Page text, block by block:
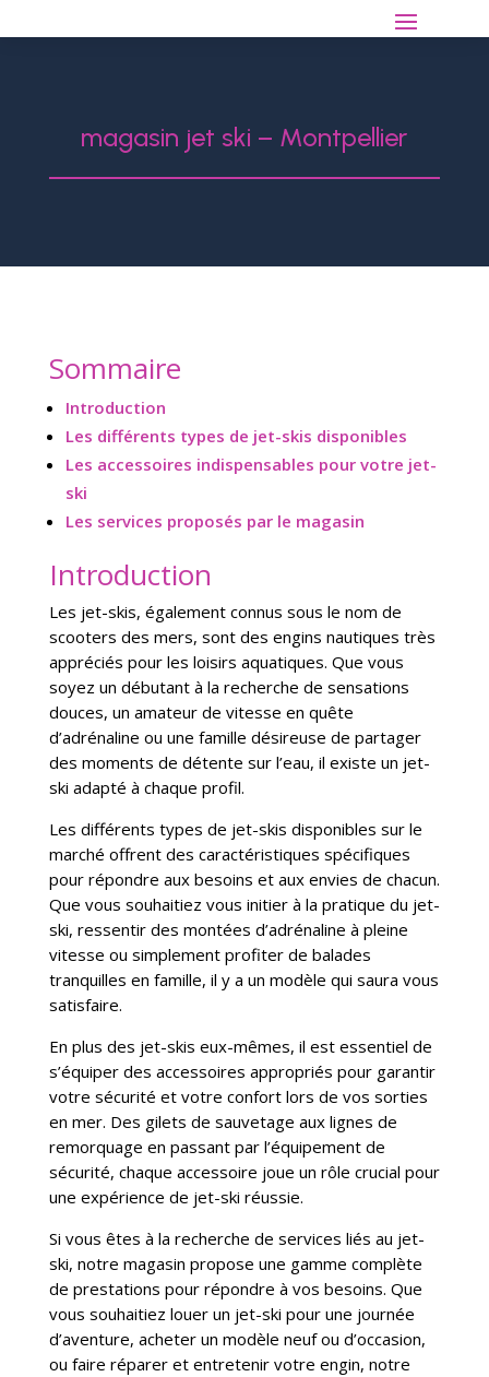
magasin jet ski – Montpellier
Sommaire
Introduction
Les différents types de jet-skis disponibles
Les accessoires indispensables pour votre jet-
ski
Les services proposés par le magasin
Introduction
Les jet-skis, également connus sous le nom de
scooters des mers, sont des engins nautiques très
appréciés pour les loisirs aquatiques. Que vous
soyez un débutant à la recherche de sensations
douces, un amateur de vitesse en quête
d’adrénaline ou une famille désireuse de partager
des moments de détente sur l’eau, il existe un jet-
ski adapté à chaque profil.
Les différents types de jet-skis disponibles sur le
marché offrent des caractéristiques spécifiques
pour répondre aux besoins et aux envies de chacun.
Que vous souhaitiez vous initier à la pratique du jet-
ski, ressentir des montées d’adrénaline à pleine
vitesse ou simplement profiter de balades
tranquilles en famille, il y a un modèle qui saura vous
satisfaire.
En plus des jet-skis eux-mêmes, il est essentiel de
s’équiper des accessoires appropriés pour garantir
votre sécurité et votre confort lors de vos sorties
en mer. Des gilets de sauvetage aux lignes de
remorquage en passant par l’équipement de
sécurité, chaque accessoire joue un rôle crucial pour
une expérience de jet-ski réussie.
Si vous êtes à la recherche de services liés au jet-
ski, notre magasin propose une gamme complète
de prestations pour répondre à vos besoins. Que
vous souhaitiez louer un jet-ski pour une journée
d’aventure, acheter un modèle neuf ou d’occasion,
ou faire réparer et entretenir votre engin, notre